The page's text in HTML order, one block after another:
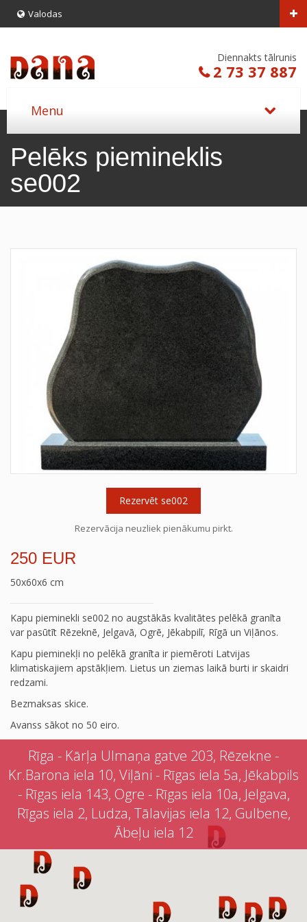
Valodas
Diennakts tālrunis
2 73 37 887
Pelēks piemineklis
se002
Rezervēt se002
Rezervācija neuzliek pienākumu pirkt.
250 EUR
50x60x6 cm
Kapu pieminekli se002 no augstākās kvalitātes pelēkā granīta
var pasūtīt Rēzeknē, Jelgavā, Ogrē, Jēkabpilī, Rīgā un Viļānos.
Kapu pieminekļi no pelēkā granīta ir piemēroti Latvijas
klimatiskajiem apstākļiem. Lietus un ziemas laikā burti ir skaidri
redzami.
Bezmaksas skice.
Avanss sākot no 50 eiro.
Rīga - Kārļa Ulmaņa gatve 203, Rēzekne -
Kr.Barona iela 10, Viļāni - Rīgas iela 5a, Jēkabpils
- Rīgas iela 143, Ogre - Rīgas iela 10a, Jelgava,
Rīgas iela 2, Ludza, Tālavijas iela 12, Gulbene,
Ābeļu iela 12